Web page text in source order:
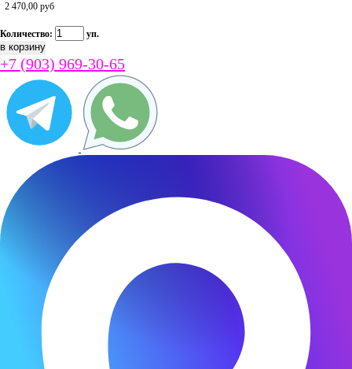
2 470,00 руб
Количество: уп.
+7 (903) 969-30-65